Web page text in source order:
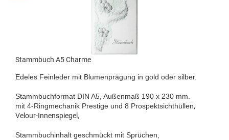
Stammbuch A5 Charme
Edeles Feinleder mit Blumenprägung in gold oder silber.
Stammbuchformat DIN A5, Außenmaß 190 x 230 mm.
mit 4-Ringmechanik Prestige und 8 Prospektsichthüllen,
Velour-Innenspiegel,
Stammbuchinhalt geschmückt mit Sprüchen,